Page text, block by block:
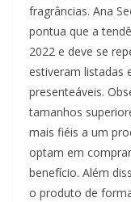
fragrâncias. Ana
pontua que a
2022 e deve se
estiveram listadas
presenteáveis.
tamanhos
mais fiéis a um
optam em
benefício. Além
o produto de